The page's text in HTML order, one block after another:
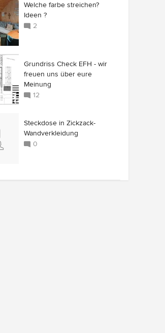
Welche farbe streichen?
Ideen ?
2
Grundriss Check EFH - wir
freuen uns über eure
Meinung
12
Steckdose in Zickzack-
Wandverkleidung
0